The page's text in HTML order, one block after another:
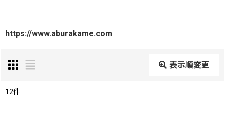
https://www.aburakame.com
表示順変更
12件